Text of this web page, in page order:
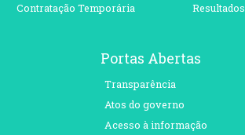
Contratação Temporária
Resultados
Portas Abertas
Transparência
Atos do governo
Acesso à informação